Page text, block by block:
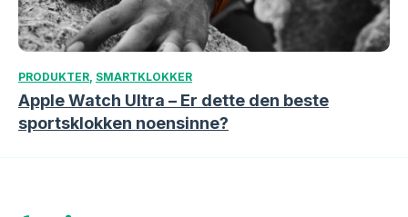
PRODUKTER, SMARTKLOKKER
Apple Watch Ultra – Er dette den beste
sportsklokken noensinne?